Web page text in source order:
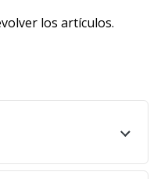
los artículos.